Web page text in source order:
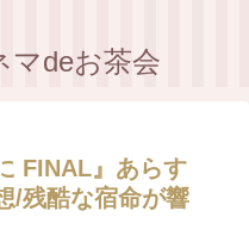
マdeお茶会
FINAL』あらす
/残酷な宿命が響